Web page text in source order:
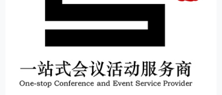
服务客户15 年1000+ 品牌10000+ 信任